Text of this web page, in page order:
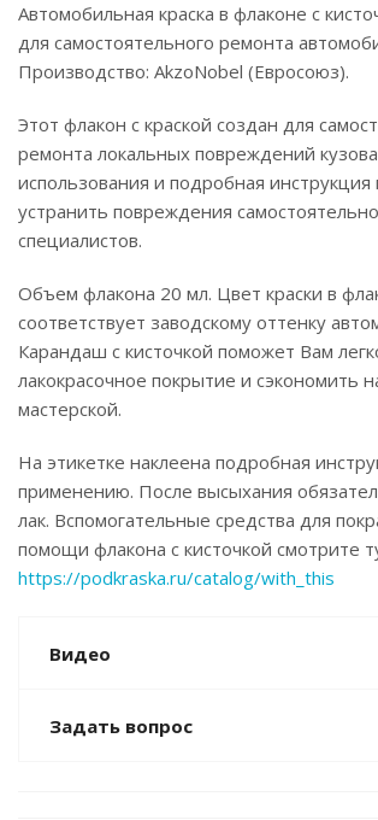
Автомобильная краска в флаконе с
для самостоятельного ремонта
Производство: AkzoNobel (Евросоюз).
Этот флакон с краской создан для
ремонта локальных повреждений
использования и подробная инструкция
устранить повреждения
специалистов.
Объем флакона 20 мл. Цвет краски в
соответствует заводскому оттенку
Карандаш с кисточкой поможет Вам
лакокрасочное покрытие и сэкономить
мастерской.
На этикетке наклеена подробная
применению. После высыхания
лак. Вспомогательные средства для
помощи флакона с кисточкой смотрите
https://podkraska.ru/catalog/with_this
Видео
Задать вопрос